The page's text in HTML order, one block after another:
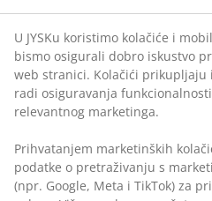
U JYSKu koristimo kolačiće i
bismo osigurali dobro iskustvo
web stranici. Kolačići prikupljaju
radi osiguravanja
relevantnog marketinga.
Prihvatanjem marketinških
podatke o pretraživanju s
(npr. Google, Meta i TikTok) za